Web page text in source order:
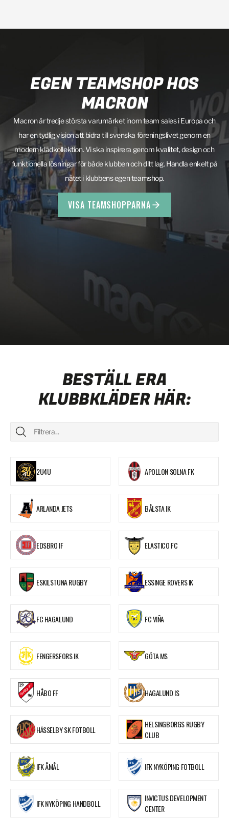
EGEN TEAMSHOP HOS
MACRON
Macron är tredje största varumärket inom team sales i Europa och
har en tydlig vision att bidra till svenska föreningslivet genom en
modern klädkollektion. Vi ska inspirera genom kvalitet, design och
funktionella lösningar för både klubben och ditt lag. Handla enkelt på
nätet i klubbens egen teamshop.
VISA TEAMSHOPPARNA
BESTÄLL ERA
KLUBBKLÄDER HÄR:
2U4U APOLLON SOLNA FK
ARLANDA JETS BÅLSTA IK
EDSBRO IF ELASTICO FC
ESKILSTUNA RUGBY ESSINGE ROVERS IK
FC HAGALUND FC VIÑA
FENGERSFORS IK GÖTA MS
HÅBO FF HAGALUND IS
HÄSSELBY SK FOTBOLL
HELSINGBORGS RUGBY
CLUB
IFK ÅMÅL IFK NYKÖPING FOTBOLL
IFK NYKÖPING HANDBOLL
INVICTUS DEVELOPMENT
CENTER